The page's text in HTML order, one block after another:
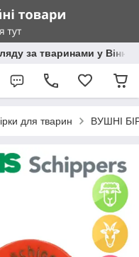
за тваринами у
для тварин ВУШНІ